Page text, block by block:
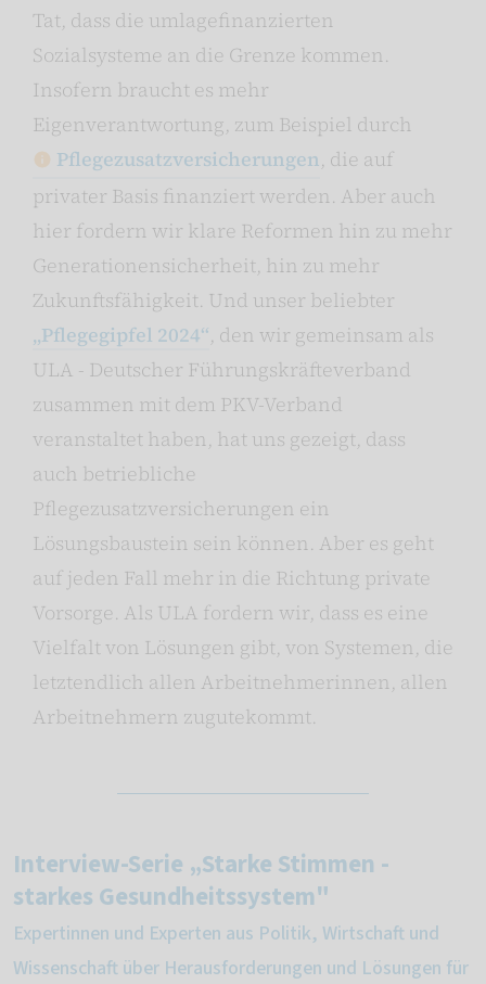
Tat, dass die umlagefinanzierten
Sozialsysteme an die Grenze kommen.
Insofern braucht es mehr
Eigenverantwortung, zum Beispiel durch
Pflegezusatzversicherungen, die auf
privater Basis finanziert werden. Aber auch
hier fordern wir klare Reformen hin zu mehr
Generationensicherheit, hin zu mehr
Zukunftsfähigkeit. Und unser beliebter
„Pflegegipfel 2024“, den wir gemeinsam als
ULA - Deutscher Führungskräfteverband
zusammen mit dem PKV-Verband
veranstaltet haben, hat uns gezeigt, dass
auch betriebliche
Pflegezusatzversicherungen ein
Lösungsbaustein sein können. Aber es geht
auf jeden Fall mehr in die Richtung private
Vorsorge. Als ULA fordern wir, dass es eine
Vielfalt von Lösungen gibt, von Systemen, die
letztendlich allen Arbeitnehmerinnen, allen
Arbeitnehmern zugutekommt.
Interview-Serie „Starke Stimmen -
starkes Gesundheitssystem"
Expertinnen und Experten aus Politik, Wirtschaft und
Wissenschaft über Herausforderungen und Lösungen für